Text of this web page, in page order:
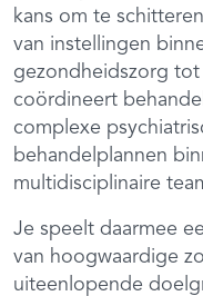
kans om te
van instellingen
gezondheidszorg
coördineert
complexe
behandelplannen
multidisciplinaire
Je speelt daarmee
van hoogwaardige
uiteenlopende